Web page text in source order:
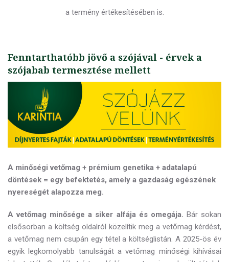
a termény értékesítésében is.
Fenntarthatóbb jövő a szójával - érvek a
szójabab termesztése mellett
A minőségi vetőmag + prémium genetika + adatalapú
döntések = egy befektetés, amely a gazdaság egészének
nyereségét alapozza meg.
A vetőmag minősége a siker alfája és omegája. Bár sokan
elsősorban a költség oldalról közelítik meg a vetőmag kérdést,
a vetőmag nem csupán egy tétel a költséglistán. A 2025-ös év
egyik legkomolyabb tanulságát a vetőmag minőségi kihívásai